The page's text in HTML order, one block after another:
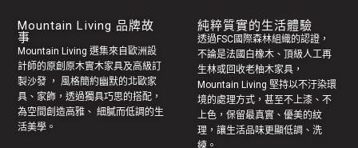
Mountain Living 品牌故
事
Mountain Living 選集來自歐洲設
計師的原創 原木實木家具及高級訂
製沙發 ， 風格簡約幽默的北歐家
具 、家飾，透過獨具巧思的搭配，
為空間創造高雅、 細膩而低調的生
活美學。
純粹質實的生活體驗
透過FSC國際森林組織的認證，
不論是法國白橡木、頂級人工再
生林或回收老柚木家具 ，
Mountain Living 堅持以不汙染環
境的處理方式，甚至不上漆、不
上色，保留最真實、優美的紋
理，讓生活品味更顯低調、洗